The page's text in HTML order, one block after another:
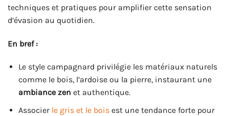
techniques et pratiques pour amplifier cette sensation
d’évasion au quotidien.
En bref :
Le style campagnard privilégie les matériaux naturels
comme le bois, l’ardoise ou la pierre, instaurant une
ambiance zen et authentique.
Associer le gris et le boisest une tendance forte pour